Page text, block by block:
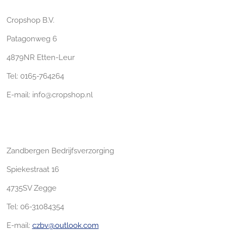
Cropshop B.V.
Patagonweg 6
4879NR Etten-Leur
Tel: 0165-764264
E-mail: info@cropshop.nl
Zandbergen Bedrijfsverzorging
Spiekestraat 16
4735SV Zegge
Tel: 06-31084354
E-mail: czbv@outlook.com